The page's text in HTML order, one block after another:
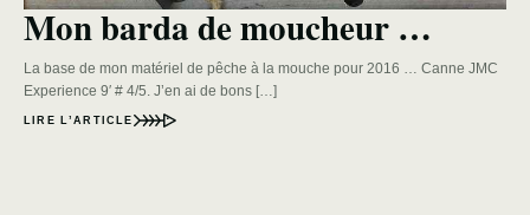
Mon barda de moucheur …
La base de mon matériel de pêche à la mouche pour 2016 … Canne JMC
Experience 9′ # 4/5. J’en ai de bons […]
LIRE L’ARTICLE